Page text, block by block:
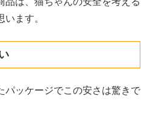
ます。
パッケージでこの安さは驚きで